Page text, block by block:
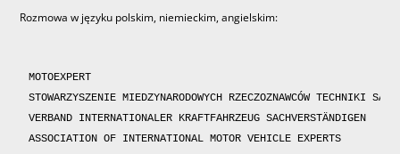
Rozmowa w języku polskim, niemieckim, angielskim:
MOTOEXPERT
STOWARZYSZENIE MIEDZYNARODOWYCH RZECZOZNAWCÓW TECHNIKI
VERBAND INTERNATIONALER KRAFTFAHRZEUG SACHVERSTÄNDIGEN
ASSOCIATION OF INTERNATIONAL MOTOR VEHICLE EXPERTS